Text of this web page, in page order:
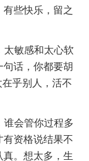
些快乐，留之
太敏感和太心软
话，你都要胡
乎别人，活不
谁会管你过程多
资格说结果不
。想太多，生